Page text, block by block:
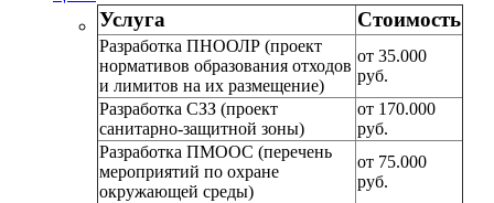
Услуга Стоимость
Разработка ПНООЛР (проект
нормативов образования отходов
и лимитов на их размещение)
от 35.000
руб.
Разработка СЗЗ (проект
санитарно-защитной зоны)
от 170.000
руб.
Разработка ПМООС (перечень
мероприятий по охране
окружающей среды)
от 75.000
руб.